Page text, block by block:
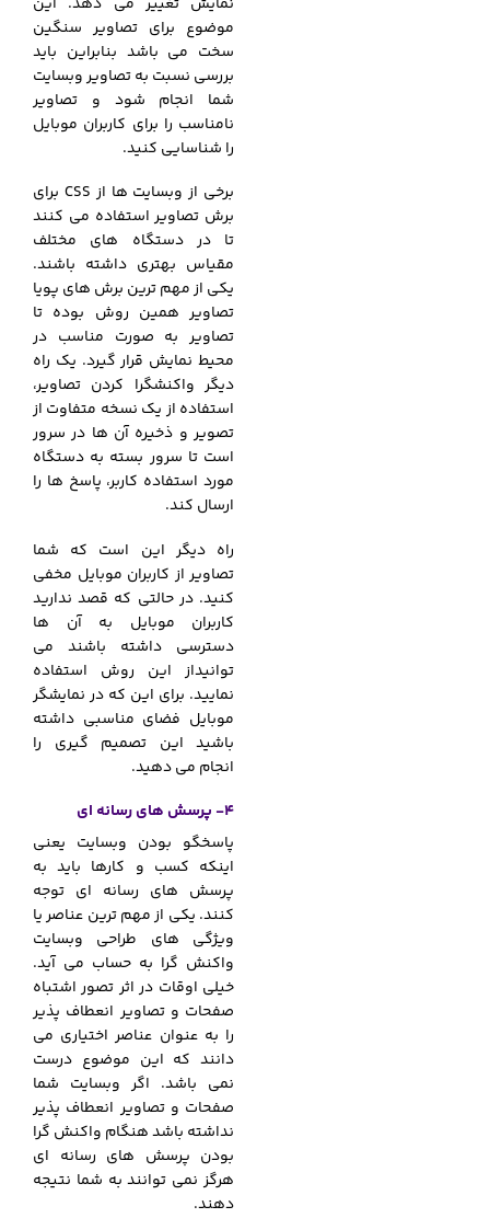
موضوع برای تصاویر سنگین
سخت می باشد بنابراین باید
بررسی نسبت به تصاویر وبسایت
شما انجام شود و تصاویر
نامناسب را برای کاربران موبایل
را شناسایی کنید.
برخی از وبسایت ها از CSS برای
برش تصاویر استفاده می کنند
تا در دستگاه های مختلف
مقیاس بهتری داشته باشند.
یکی از مهم ترین برش های پویا
تصاویر همین روش بوده تا
تصاویر به صورت مناسب در
محیط نمایش قرار گیرد. یک راه
دیگر واکنشگرا کردن تصاویر،
استفاده از یک نسخه متفاوت از
تصویر و ذخیره آن ها در سرور
است تا سرور بسته به دستگاه
مورد استفاده کاربر، پاسخ ها را
ارسال کند.
راه دیگر این است که شما
تصاویر از کاربران موبایل مخفی
کنید. در حالتی که قصد ندارید
کاربران موبایل به آن ها
دسترسی داشته باشند می
توانیداز این روش استفاده
نمایید. برای این که در نمایشگر
موبایل فضای مناسبی داشته
باشید این تصمیم گیری را
انجام می دهید.
4- پرسش های رسانه ای
پاسخگو بودن وبسایت یعنی
اینکه کسب و کارها باید به
پرسش های رسانه ای توجه
کنند. یکی از مهم ترین عناصر یا
ویژگی های طراحی وبسایت
واکنش گرا به حساب می آید.
خیلی اوقات در اثر تصور اشتباه
صفحات و تصاویر انعطاف پذیر
را به عنوان عناصر اختیاری می
دانند که این موضوع درست
نمی باشد. اگر وبسایت شما
صفحات و تصاویر انعطاف پذیر
نداشته باشد هنگام واکنش گرا
بودن پرسش های رسانه ای
هرگز نمی توانند به شما نتیجه
دهند.